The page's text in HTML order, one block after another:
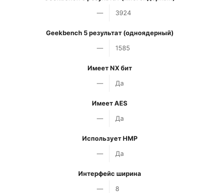
—
3924
Geekbench 5 результат (одноядерный)
—
1585
Имеет NX бит
—
Да
Имеет AES
—
Да
Использует HMP
—
Да
Интерфейс ширина
—
8